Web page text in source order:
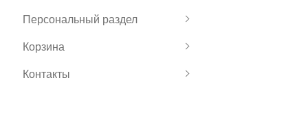
Персональный раздел
Корзина
Контакты